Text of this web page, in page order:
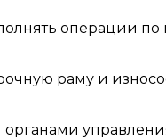
операции
раму и